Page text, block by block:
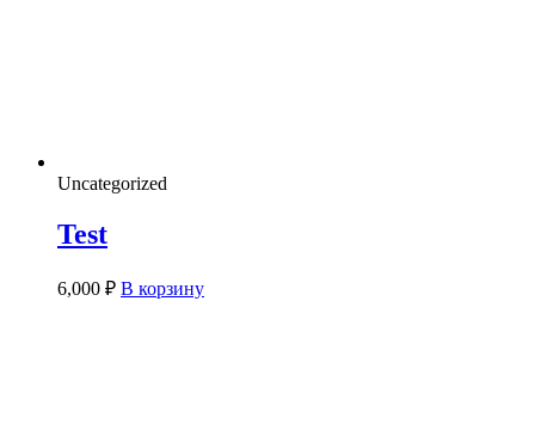
Uncategorized
Test
6,000 ₽ В корзину